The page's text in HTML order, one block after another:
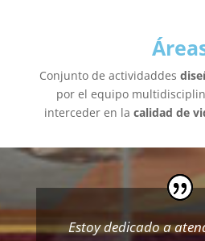
Conjunto de actividaddes
por el equipo
interceder en lacalidad de
Estoy dedicado a